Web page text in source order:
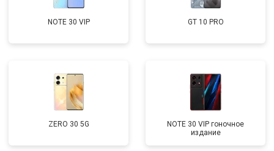
NOTE 30 VIP GT 10 PRO
ZERO 30 5G
NOTE 30 VIP гоночное
издание